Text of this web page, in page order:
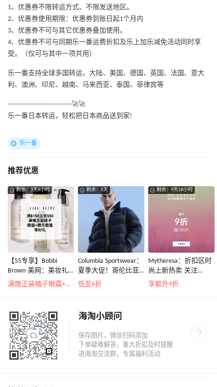
1、优惠券不限转运方式、不限发送地区。
2、优惠券使用期限：优惠券到账日起1个月内
3、优惠券不可与其它优惠券叠加使用。
4、优惠券不可与同期乐一番运费折扣及乐上加乐减免活动同时享
受。（仅可与其中一项共用）
乐一番支持全球多国转运，大陆、美国、德国、英国、法国、意大
利、澳洲、印尼、越南、马来西亚、泰国、菲律宾等
---------------------------------🚀🚀
乐一番日本转运，轻松把日本商品送到家!
乐一番
推荐优惠
剩余：3天6小时
【55专享】Bobbi
Brown 美网：美妆礼
遇！满$150立省$50
满赠正装橘子眼霜+精华唇蜜等好礼
剩余：5天
Columbia Sportswear：
夏季大促！哥伦比亚
运动热卖
低至6折
剩余：9天18小时
Mytheresa：折扣区时
尚上新热卖 关注
TOTEME、
享额外9折
海淘小顾问